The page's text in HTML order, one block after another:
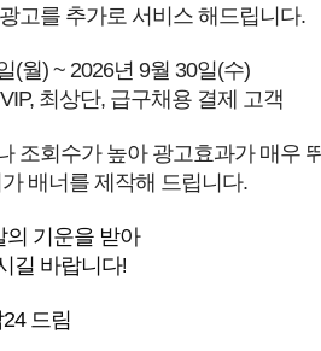
고를 추가로 서비스 해드립니다.
(월) ~ 2026년 9월 30일(수)
최상단, 급구채용 결제 고객
조회수가 높아 광고효과가 매우
배너를 제작해 드립니다.
의 기운을 받아
길 바랍니다!
드림